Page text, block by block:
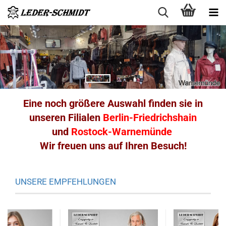
Eine noch größere Auswahl finden sie in
unseren Filialen Berlin-Friedrichshain
und Rostock-Warnemünde
Wir freuen uns auf Ihren Besuch!
UNSERE EMPFEHLUNGEN